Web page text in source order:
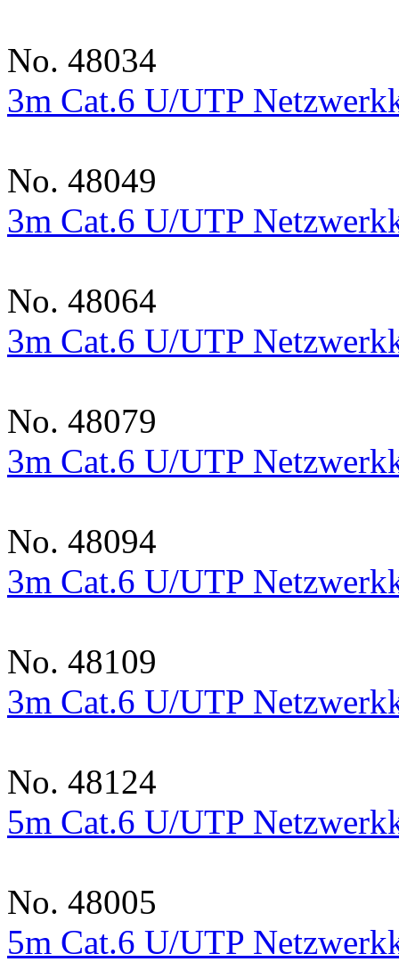
No. 48034
3m Cat.6 U/UTP
No. 48049
3m Cat.6 U/UTP
No. 48064
3m Cat.6 U/UTP
No. 48079
3m Cat.6 U/UTP
No. 48094
3m Cat.6 U/UTP
No. 48109
3m Cat.6 U/UTP
No. 48124
5m Cat.6 U/UTP
No. 48005
5m Cat.6 U/UTP